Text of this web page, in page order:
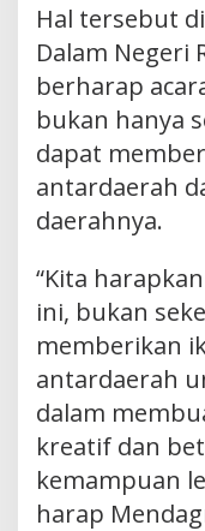
Hal tersebut
Dalam Negeri
berharap
bukan hanya
dapat
antardaerah
daerahnya.
“Kita
ini, bukan
memberikan
antardaerah
dalam
kreatif dan
kemampuan
harap